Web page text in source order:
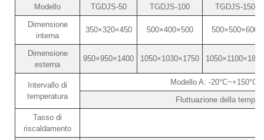
Modello TGDJS-50 TGDJS-100
TGDJS-150
Dimensione
interna
350×320×450 500×400×500 500×500×600
Dimensione
esterna
950×950×1400 1050×1030×1750 1050×1100×1850
Intervallo di
temperatura
Modello A: -20°C~+150°C
Fluttuazione della
Tasso di
riscaldamento